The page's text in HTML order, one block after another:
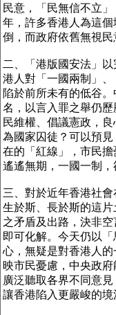
民意，「民無信不立
年，許多香港人為這
倒，而政府依舊無視民
二、「港版國安法」
港人對「一國兩制」、
陷於前所未有的低谷
名，以言入罪之舉仍
民維權、倡議憲政，
為國家囚徒？可以預
在的「紅線」，市民
遙遙無期，一國一制，
三、對於近年香港社會
生於斯、長於斯的這
之矛盾及出路，決非空
即可化解。今天仍以
心，無疑是對香港人
映市民憂慮，中央政
廣泛聽取各界不同意
讓香港陷入更嚴峻的境